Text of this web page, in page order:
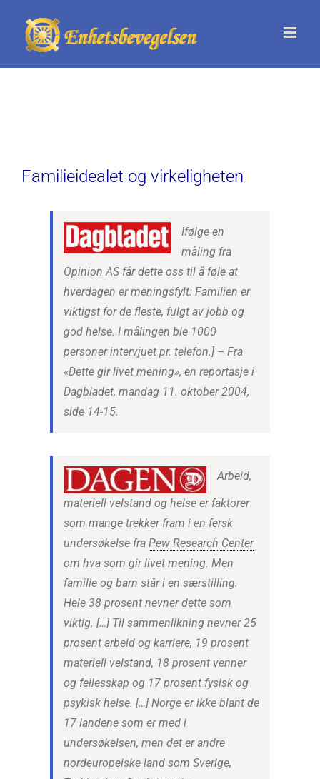
content
Familieidealet og virkeligheten
Ifølge en
måling fra
Opinion AS får dette oss til å føle at
hverdagen er meningsfylt: Familien er
viktigst for de fleste, fulgt av jobb og
god helse. I målingen ble 1000
personer intervjuet pr. telefon.] – Fra
«Dette gir livet mening», en reportasje i
Dagbladet, mandag 11. oktober 2004,
side 14-15.
Arbeid,
materiell velstand og helse er faktorer
som mange trekker fram i en fersk
undersøkelse fra Pew Research Center
om hva som gir livet mening. Men
familie og barn står i en særstilling.
Hele 38 prosent nevner dette som
viktig. […] Til sammenlikning nevner 25
prosent arbeid og karriere, 19 prosent
materiell velstand, 18 prosent venner
og fellesskap og 17 prosent fysisk og
psykisk helse. […] Norge er ikke blant de
17 landene som er med i
undersøkelsen, men det er andre
nordeuropeiske land som Sverige,